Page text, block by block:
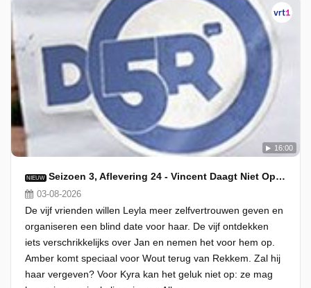
16:00
NIEUW Seizoen 3, Aflevering 24 - Vincent Daagt Niet Op Voor Het Optreden Van Kyra
03-08-2026
De vijf vrienden willen Leyla meer zelfvertrouwen geven en
organiseren een blind date voor haar. De vijf ontdekken
iets verschrikkelijks over Jan en nemen het voor hem op.
Amber komt speciaal voor Wout terug van Rekkem. Zal hij
haar vergeven? Voor Kyra kan het geluk niet op: ze mag